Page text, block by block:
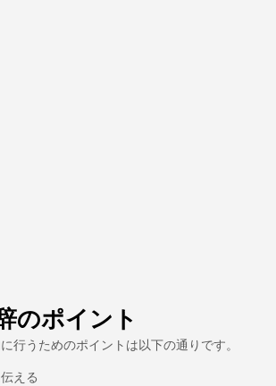
のポイント
行うためのポイントは以下の通りです。
える